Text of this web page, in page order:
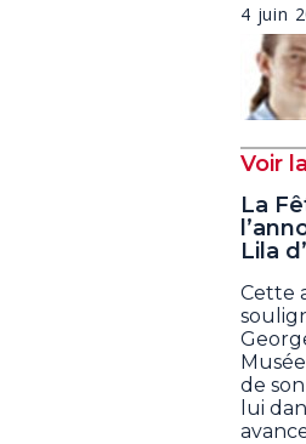
4 juin
Voir
La
Lila
Cette
de
lui